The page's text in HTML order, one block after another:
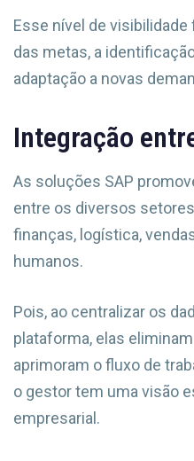
Esse nível de
das metas, a
adaptação a novas
Integração
As soluções SAP
entre os diversos
finanças, logística,
humanos.
Pois, ao centralizar os
plataforma, elas
aprimoram o fluxo de
o gestor tem uma visão
empresarial.